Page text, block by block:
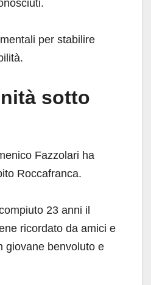
per stabilire
sotto
Fazzolari ha
Roccafranca.
23 anni il
ricordato da amici e
giovane benvoluto e